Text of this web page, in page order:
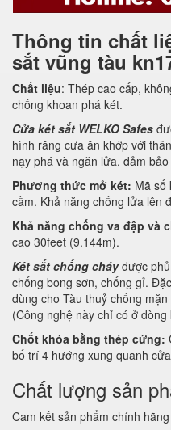
Thông tin chất
sắt vũng tàu
Chất liệu: Thép cao cấp,
chống khoan phá két.
Cửa két sắt WELKO Safes
hình răng cưa ăn khớp với
nạy phá và ngăn lửa, đảm
Phương thức mở két: Mã số
cầm. Khả năng chống lửa lên
Khả năng chống va đập và
cao 30feet (9.144m).
Két sắt chống cháyđược phủ
chống bong sơn, chống gỉ.
dùng cho Tàu thuỷ chống
(Công nghệ này chỉ có ở dòng
Chốt khóa bằng thép cứng:
bố trí 4 hướng xung quanh
Chất lượng sản
Cam kết sản phẩm chính